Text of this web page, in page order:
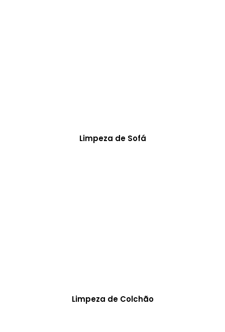
Limpeza de Sofá
Limpeza de Colchão